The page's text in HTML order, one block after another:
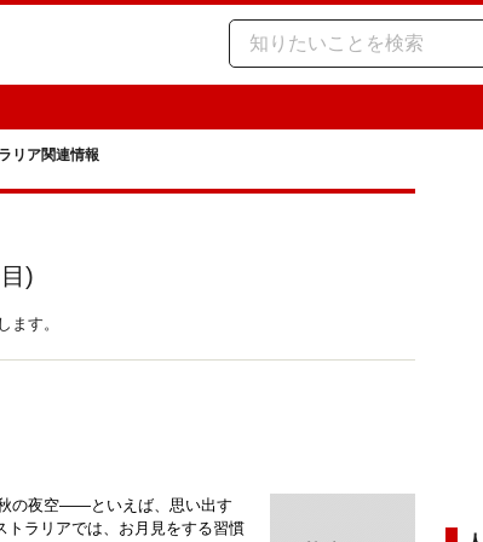
リア関連情報
)
ます。
の夜空――といえば、思い出す
トラリアでは、お月見をする習慣